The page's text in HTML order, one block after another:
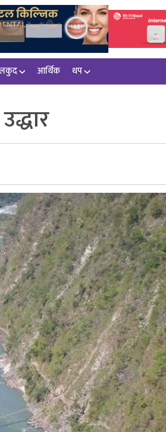
आर्थिक थप